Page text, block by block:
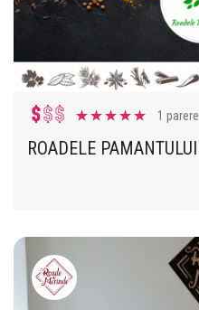
1 parere
ROADELE PAMANTULUI